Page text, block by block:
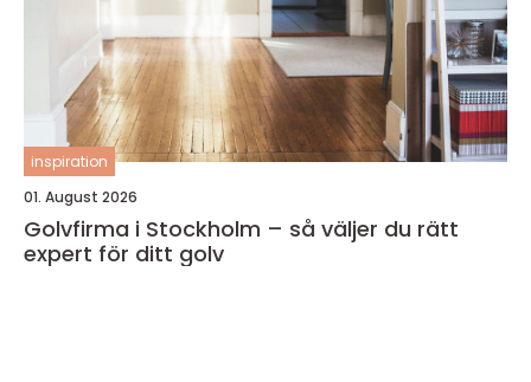
inspiration
01. August 2026
Golvfirma i Stockholm – så väljer du rätt
expert för ditt golv